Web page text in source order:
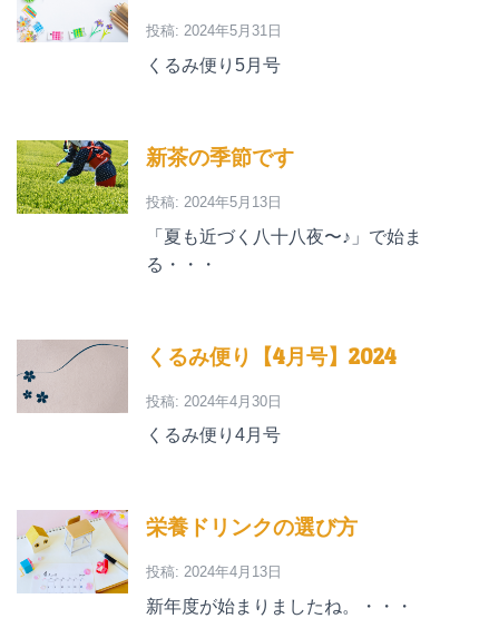
投稿: 2024年5月31日
くるみ便り5月号
新茶の季節です
投稿: 2024年5月13日
「夏も近づく八十八夜〜♪」で始ま
る・・・
くるみ便り【4月号】2024
投稿: 2024年4月30日
くるみ便り4月号
栄養ドリンクの選び方
投稿: 2024年4月13日
新年度が始まりましたね。・・・